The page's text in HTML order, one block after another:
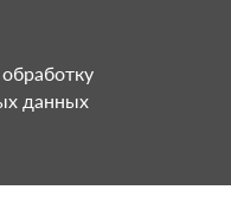
данных